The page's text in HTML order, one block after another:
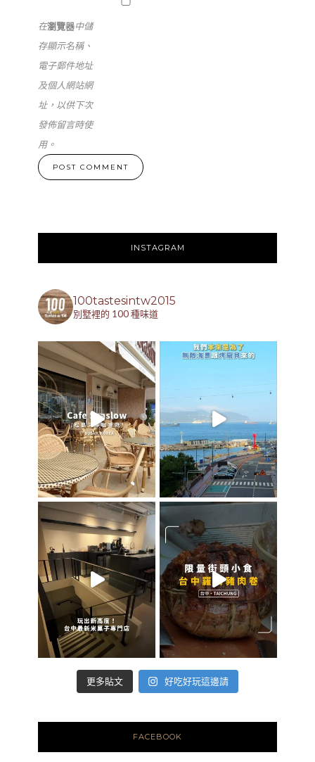
在瀏覽器中儲
存顯示名稱、
電子郵件地址
及個人網站網
址，以供下次
發佈留言時使
用。
INSTAGRAM
100tastesintw2015
別墅裡的 100 種味道
更多貼文 好吃好玩這邊請
FACEBOOK